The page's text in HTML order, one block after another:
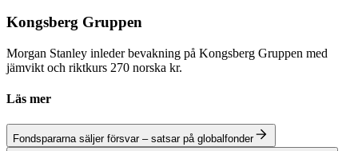
Kongsberg Gruppen
Morgan Stanley inleder bevakning på Kongsberg Gruppen med
jämvikt och riktkurs 270 norska kr.
Läs mer
Fondspararna säljer försvar – satsar på globalfonder